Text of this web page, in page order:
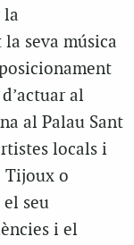
la
seva música
al
al Palau Sant
locals i
Tijoux o
el seu
i el